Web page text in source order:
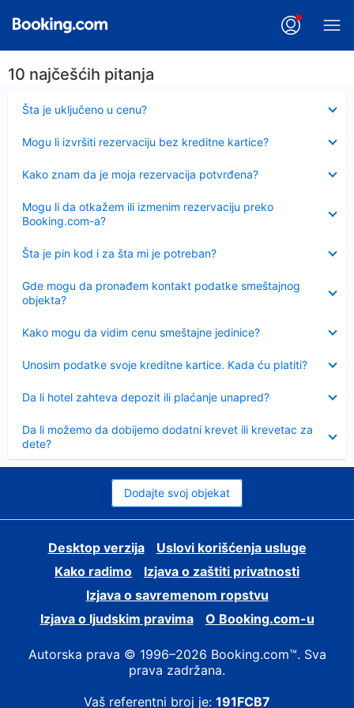
10 najčešćih pitanja
Šta je uključeno u cenu?
Sažeto
Mogu li izvršiti rezervaciju bez kreditne kartice?
Kako znam da je moja rezervacija potvrđena?
Mogu li da otkažem ili izmenim rezervaciju preko
Booking.com-a?
Šta je pin kod i za šta mi je potreban?
Sažeto
Gde mogu da pronađem kontakt podatke smeštajnog
objekta?
Kako mogu da vidim cenu smeštajne jedinice?
Unosim podatke svoje kreditne kartice. Kada ću platiti?
Da li hotel zahteva depozit ili plaćanje unapred?
Da li možemo da dobijemo dodatni krevet ili krevetac za
dete?
Dodajte svoj objekat
Desktop verzija
Uslovi korišćenja usluge
Kako radimo
Izjava o zaštiti privatnosti
Izjava o savremenom ropstvu
Izjava o ljudskim pravima
О Booking.com-u
Autorska prava © 1996–2026 Booking.com™. Sva
prava zadržana.
Vaš referentni broj je: 191FCB7